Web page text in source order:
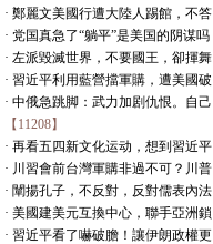
· 鄭麗文美國行遭大陸人踢館，不答
· 党国真急了“躺平”是美国的阴谋吗
· 左派毀滅世界，不要國王，卻揮舞
· 習近平利用藍營擋軍購，遭美國破
· 中俄急跳脚：武力加剧仇恨。自己
【11208】
· 再看五四新文化运动，想到習近平
· 川習會前台灣軍購非過不可？川普
· 闡揚孔子，不反對，反對儒表內法
· 美國建美元互換中心，聯手亞洲鎖
· 習近平看了嚇破膽！讓伊朗政權更